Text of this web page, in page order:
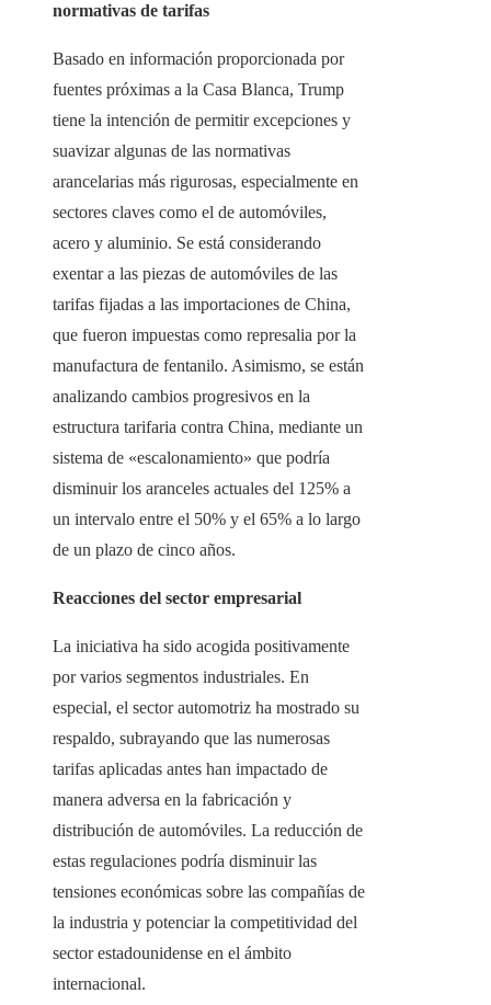
normativas de tarifas
Basado en información proporcionada por
fuentes próximas a la Casa Blanca, Trump
tiene la intención de permitir excepciones y
suavizar algunas de las normativas
arancelarias más rigurosas, especialmente en
sectores claves como el de automóviles,
acero y aluminio. Se está considerando
exentar a las piezas de automóviles de las
tarifas fijadas a las importaciones de China,
que fueron impuestas como represalia por la
manufactura de fentanilo. Asimismo, se están
analizando cambios progresivos en la
estructura tarifaria contra China, mediante un
sistema de «escalonamiento» que podría
disminuir los aranceles actuales del 125% a
un intervalo entre el 50% y el 65% a lo largo
de un plazo de cinco años.
Reacciones del sector empresarial
La iniciativa ha sido acogida positivamente
por varios segmentos industriales. En
especial, el sector automotriz ha mostrado su
respaldo, subrayando que las numerosas
tarifas aplicadas antes han impactado de
manera adversa en la fabricación y
distribución de automóviles. La reducción de
estas regulaciones podría disminuir las
tensiones económicas sobre las compañías de
la industria y potenciar la competitividad del
sector estadounidense en el ámbito
internacional.